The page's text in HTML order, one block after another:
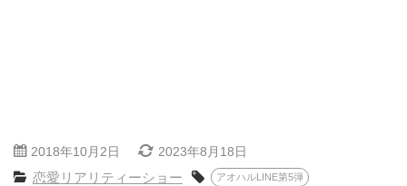
2018年10月2日 2023年8月18日
恋愛リアリティーショー アオハルLINE第5弾